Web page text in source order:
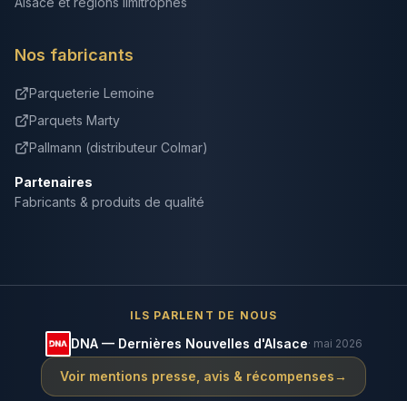
Nos fabricants
Parqueterie Lemoine
Parquets Marty
Pallmann (distributeur Colmar)
Partenaires
Fabricants & produits de qualité
ILS PARLENT DE NOUS
DNA — Dernières Nouvelles d'Alsace· mai 2026
Voir mentions presse, avis & récompenses→